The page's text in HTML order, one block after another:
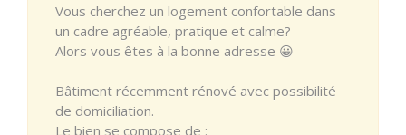
Vous cherchez un logement confortable dans
un cadre agréable, pratique et calme?
Alors vous êtes à la bonne adresse 😀
Bâtiment récemment rénové avec possibilité
de domiciliation.
Le bien se compose de :